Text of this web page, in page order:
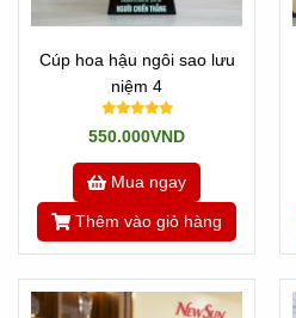
Cúp hoa hậu ngôi sao lưu
niệm 4
550.000VND
Mua ngay
Thêm vào giỏ hàng